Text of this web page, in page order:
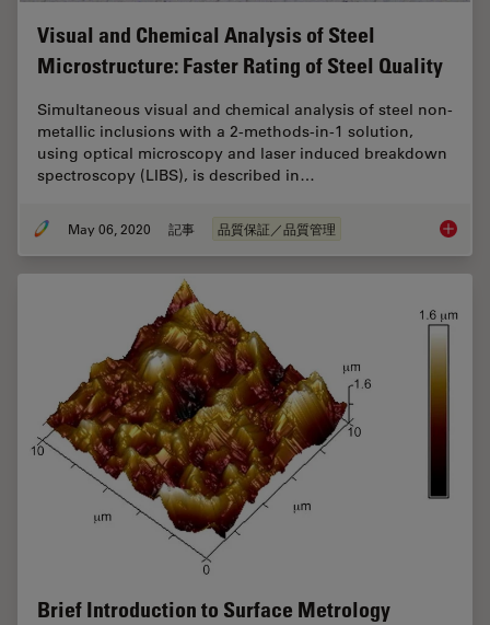
Visual and Chemical Analysis of Steel
Microstructure: Faster Rating of Steel Quality
Simultaneous visual and chemical analysis of steel non-
metallic inclusions with a 2-methods-in-1 solution,
using optical microscopy and laser induced breakdown
spectroscopy (LIBS), is described in…
May 06, 2020 記事 品質保証／品質管理 Visual
Brief Introduction to Surface Metrology